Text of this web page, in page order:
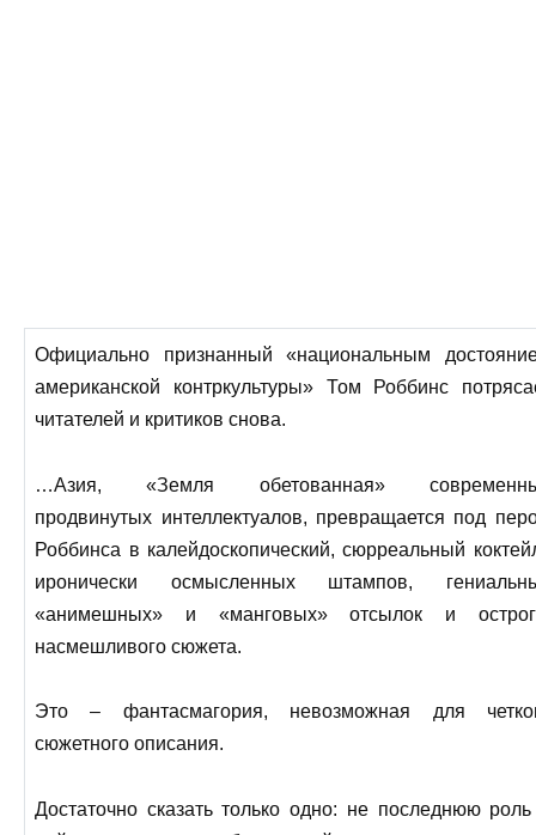
Официально признанный «национальным
американской контркультуры» Том Роббинс
читателей и критиков снова.
…Азия, «Земля обетованная»
продвинутых интеллектуалов, превращается под
Роббинса в калейдоскопический, сюрреальный
иронически осмысленных штампов,
«анимешных» и «манговых» отсылок и
насмешливого сюжета.
Это – фантасмагория, невозможная для
сюжетного описания.
Достаточно сказать только одно: не последнюю